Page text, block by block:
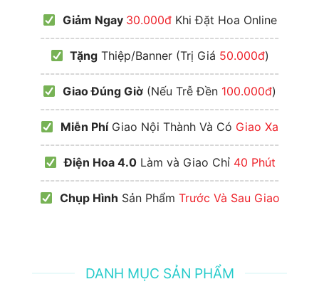
Giảm Ngay 30.000đKhi Đặt Hoa Online
------------------------------------------------
TặngThiệp/Banner (Trị Giá 50.000đ)
------------------------------------------------
Giao Đúng Giờ (Nếu Trễ Đền 100.000đ)
------------------------------------------------
Miễn PhíGiao Nội Thành Và Có Giao Xa
------------------------------------------------
Điện Hoa 4.0Làm và Giao Chỉ 40 Phút
------------------------------------------------
Chụp Hình Sản Phẩm Trước Và Sau Giao
DANH MỤC SẢN PHẨM